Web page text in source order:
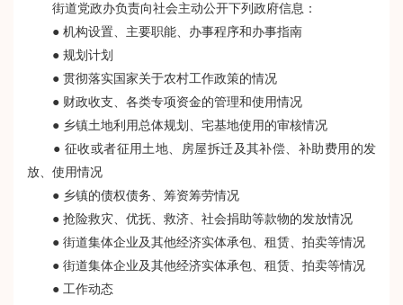
街道党政办负责向社会主动公开下列政府信息：
● 机构设置、主要职能、办事程序和办事指南
● 规划计划
● 贯彻落实国家关于农村工作政策的情况
● 财政收支、各类专项资金的管理和使用情况
● 乡镇土地利用总体规划、宅基地使用的审核情况
● 征收或者征用土地、房屋拆迁及其补偿、补助费用的发
放、使用情况
● 乡镇的债权债务、筹资筹劳情况
● 抢险救灾、优抚、救济、社会捐助等款物的发放情况
● 街道集体企业及其他经济实体承包、租赁、拍卖等情况
● 街道集体企业及其他经济实体承包、租赁、拍卖等情况
● 工作动态